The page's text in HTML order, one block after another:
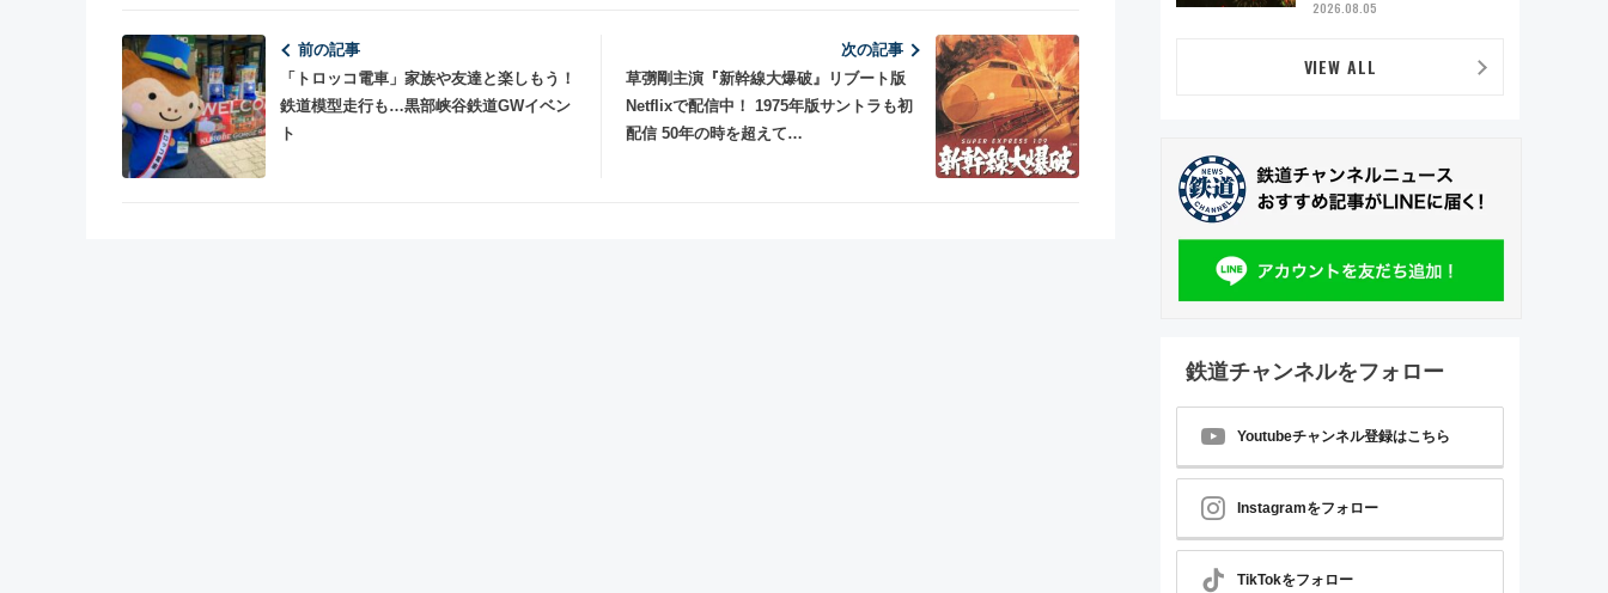
前の記事
「トロッコ電車」家族や友達と楽しもう！
鉄道模型走行も…黒部峡谷鉄道GWイベン
ト
次の記事
草彅剛主演『新幹線大爆破』リブート版
Netflixで配信中！ 1975年版サントラも初
配信 50年の時を超えて…
アクセス情報、利根川に咲
2026.08.05
VIEW ALL
鉄道チャンネルをフォロー
Youtubeチャンネル登録はこちら
Instagramをフォロー
TikTokをフォロー